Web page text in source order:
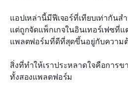
แอปเหล่านี้มีฟีเจอร์ที่เทียบเท่ากันส
แต่ถูกจัดแพ็กเกจในอินเทอร์เฟซที่
แพลตฟอร์มที่ดีที่สุดขึ้นอยู่กับความ
สิ่งที่ทำให้เราประหลาดใจคือการข
ทั้งสองแพลตฟอร์ม